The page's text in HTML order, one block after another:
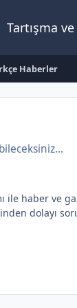
Tartışma
Haberler
haber ve
dolayı